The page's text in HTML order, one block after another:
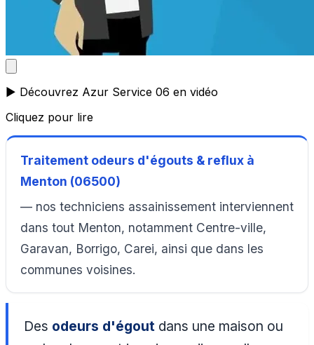
▶️ Découvrez Azur Service 06 en vidéo
Cliquez pour lire
Traitement odeurs d'égouts & reflux à
Menton (06500)
— nos techniciens assainissement interviennent
dans tout Menton, notamment Centre-ville,
Garavan, Borrigo, Carei, ainsi que dans les
communes voisines.
Des odeurs d'égout dans une maison ou